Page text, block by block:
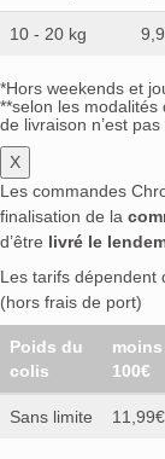
10 - 20 kg
*Hors weekends et
**selon les
de livraison n’est
X
Les commandes
finalisation de la
d’être livré le
Les tarifs dépendent
(hors frais de port)
Poids du
colis
moins
100€
Sans limite 11,99€